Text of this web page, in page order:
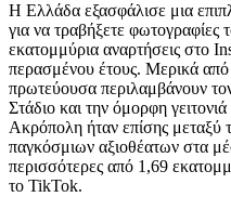
Η Ελλάδα εξασφάλισε μια
για να τραβήξετε φωτογραφίες
εκατομμύρια αναρτήσεις στο
περασμένου έτους. Μερικά από
πρωτεύουσα περιλαμβάνουν
Στάδιο και την όμορφη
Ακρόπολη ήταν επίσης μεταξύ
παγκόσμιων αξιοθέατων στα
περισσότερες από 1,69
το TikTok.